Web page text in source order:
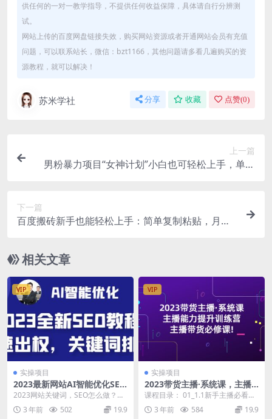
供任何的一对一教学指导，不提供任何收益保障，具体请自行分辨测
试。
网站上传的百度网盘链接失效，购买网站资源或者开通网站会员有充值
问题，可以联系站长，微信：bzt1166，其他问题请多看几遍购买的资
源教程，就可以解决！
苏米学社 分享 收藏 点赞(0)
上一篇
男粉暴力项目“女神计划”小白也可轻松上手，单人
下一篇
百度搬砖新手也能轻松上手：简单复制粘贴，月入5
相关文章
VIP
实操项目
2023最新网站AI智能优化SEO
教程，简单快速出权重，AI自
2023网站关键词，SEO怎么做？，
这套是我自己的东西短期可以做到
移动权4 每天...
3 年前 502 19.9
VIP
实操项目
2023带货主播·系统课，主播
能力提升训练营，主播带货必
课程目录： 01_1.1新手主播必看课
程.mp4 02_1.2带货主播必备核心
能...3 年前 584 19.9